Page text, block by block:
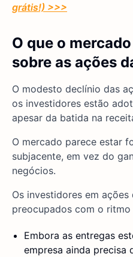
grátis!) >>>
O que o
sobre as ações
O modesto declínio das
os investidores estão
apesar da batida na
O mercado parece estar
subjacente, em vez do
negócios.
Os investidores em ações
preocupados com o
Embora as entregas
empresa ainda precisa